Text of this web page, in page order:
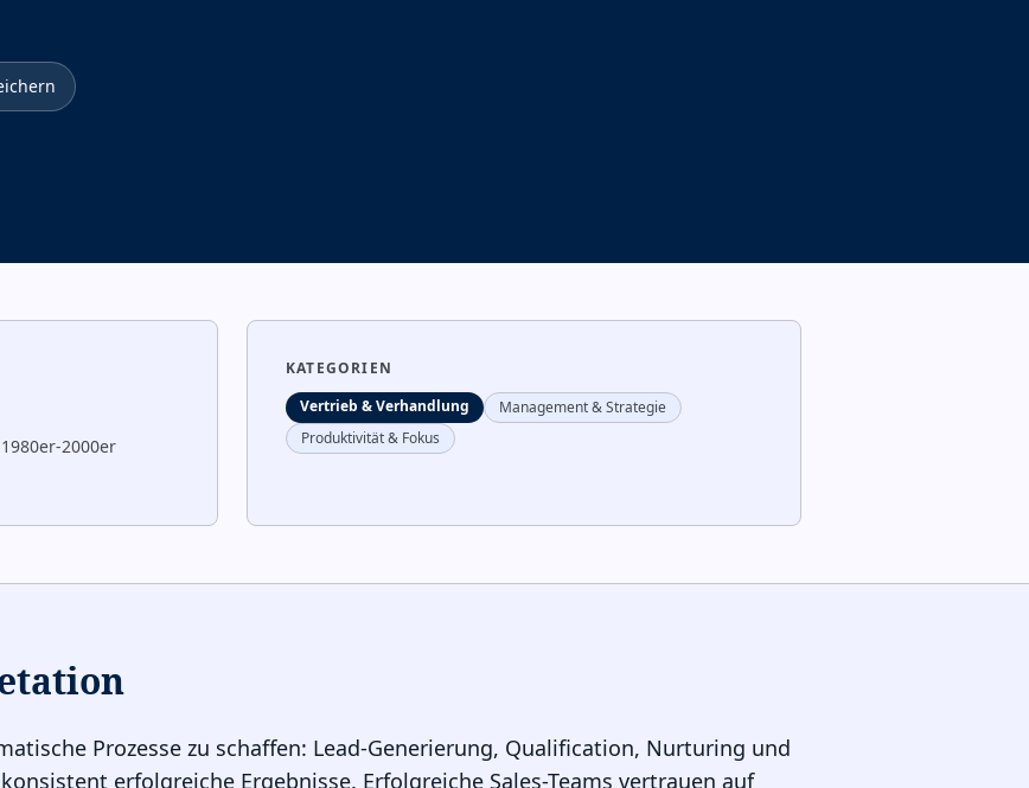
2000er
KATEGORIEN
Vertrieb & Verhandlung
Management & Strategie
Produktivität & Fokus
Prozesse zu schaffen: Lead-Generierung, Qualification, Nurturing und
erfolgreiche Ergebnisse. Erfolgreiche Sales-Teams vertrauen auf